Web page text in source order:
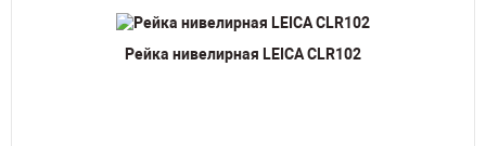
Рейка нивелирная LEICA CLR102